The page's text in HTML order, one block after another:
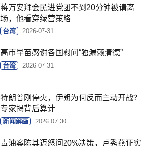
蒋万安拜会民进党团不到20分钟被请离
场，他看穿绿营策略
台湾 2026-07-31
高市早苗感谢各国慰问“独漏赖清德”
台湾 2026-07-31
特朗普刚停火，伊朗为何反而主动开战？
专家揭背后算计
新闻解画 2026-07-30
毒油案陈其迈怒问20%决策，卢秀燕证实